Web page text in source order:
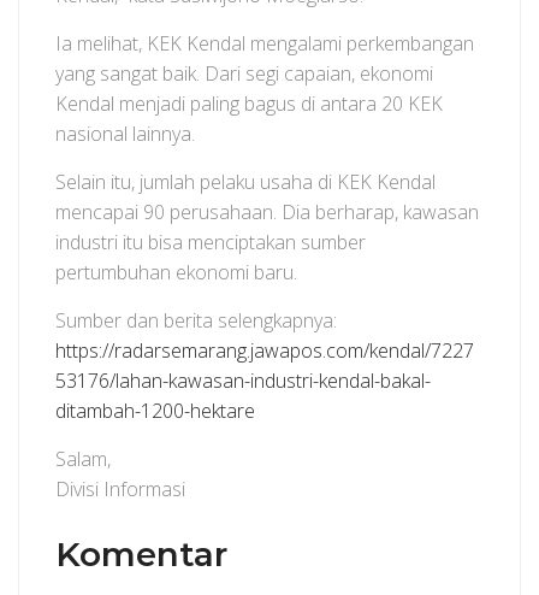
Ia melihat, KEK Kendal mengalami perkembangan
yang sangat baik. Dari segi capaian, ekonomi
Kendal menjadi paling bagus di antara 20 KEK
nasional lainnya.
Selain itu, jumlah pelaku usaha di KEK Kendal
mencapai 90 perusahaan. Dia berharap, kawasan
industri itu bisa menciptakan sumber
pertumbuhan ekonomi baru.
Sumber dan berita selengkapnya:
https://radarsemarang.jawapos.com/kendal/7227
53176/lahan-kawasan-industri-kendal-bakal-
ditambah-1200-hektare
Salam,
Divisi Informasi
Komentar